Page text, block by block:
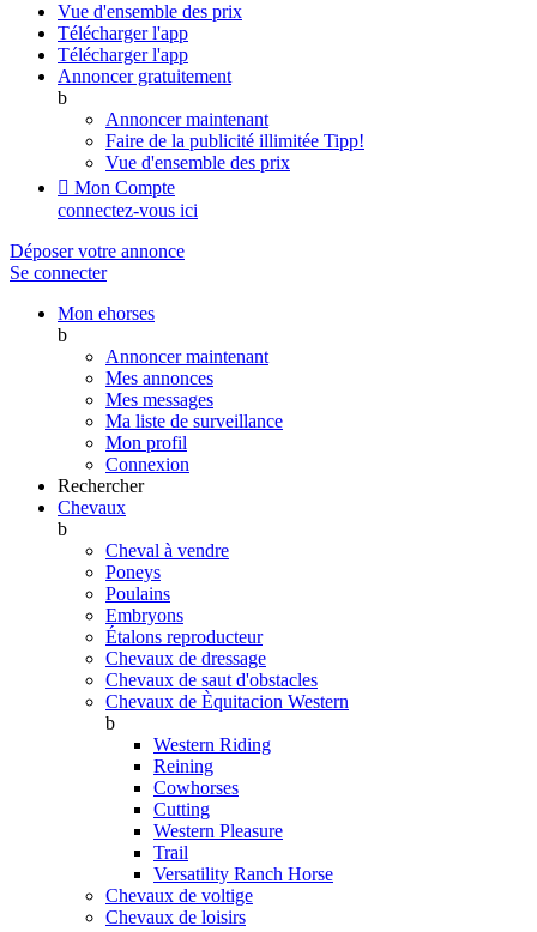
Vue d'ensemble des prix
Télécharger l'app
Télécharger l'app
Annoncer gratuitement
b
Annoncer maintenant
Faire de la publicité illimitée Tipp!
Vue d'ensemble des prix
 Mon Compte
connectez-vous ici
Déposer votre annonce
Se connecter
Mon ehorses
b
Annoncer maintenant
Mes annonces
Mes messages
Ma liste de surveillance
Mon profil
Connexion
Rechercher
Chevaux
b
Cheval à vendre
Poneys
Poulains
Embryons
Étalons reproducteur
Chevaux de dressage
Chevaux de saut d'obstacles
Chevaux de Èquitacion Western
b
Western Riding
Reining
Cowhorses
Cutting
Western Pleasure
Trail
Versatility Ranch Horse
Chevaux de voltige
Chevaux de loisirs